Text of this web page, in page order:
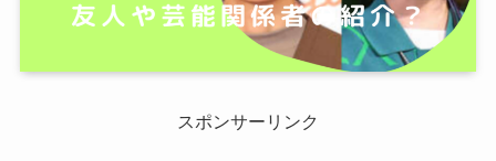
スポンサーリンク